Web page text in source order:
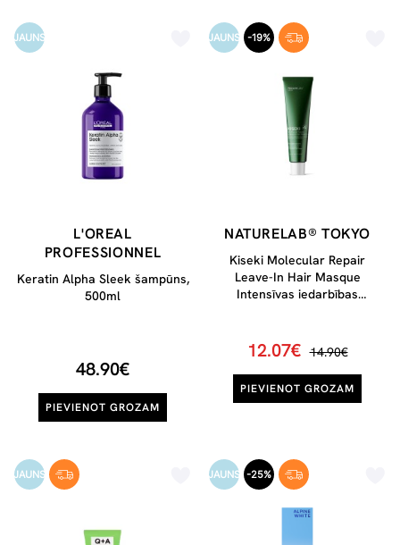
JAUNS
L'OREAL
PROFESSIONNEL
Keratin Alpha Sleek šampūns,
500ml
48.90€
PIEVIENOT GROZAM
JAUNS -19%
NATURELAB® TOKYO
Kiseki Molecular Repair
Leave-In Hair Masque
Intensīvas iedarbības
12.07€ 14.90€
PIEVIENOT GROZAM
JAUNS JAUNS -25%